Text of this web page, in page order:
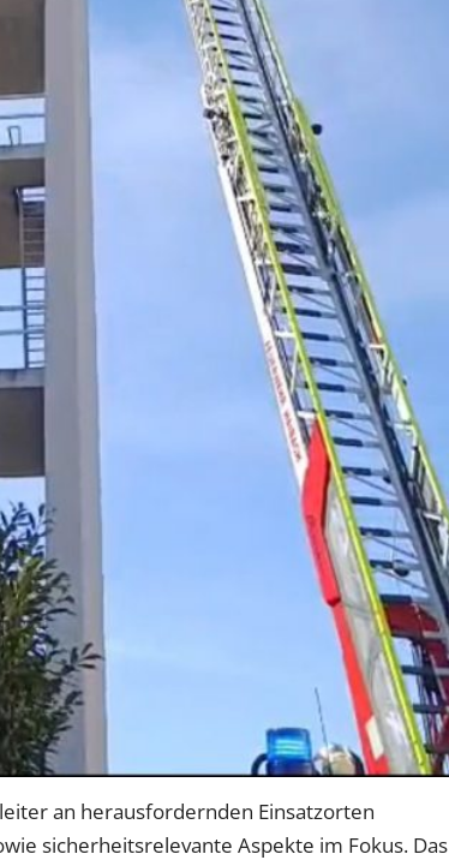
an herausfordernden Einsatzorten
sicherheitsrelevante Aspekte im Fokus. Das